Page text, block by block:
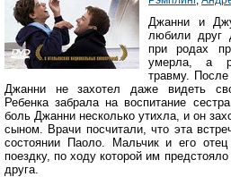
Джанни и
любили друг
при родах
умерла, а
травму.
Джанни не захотел даже видеть
Ребенка забрала на воспитание
боль Джанни несколько утихла, и он
сыном. Врачи посчитали, что эта
состоянии Паоло. Мальчик и его
поездку, по ходу которой им
друга.